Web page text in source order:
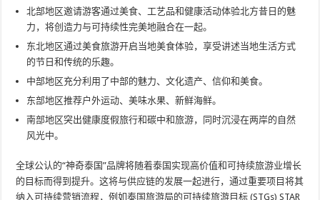
北部地区邀请游客通过美食、工艺品和健康活动体验北方昔日的魅
力，将创造力与可持续性完美地融合在一起。
东北地区通过美食旅游开启当地美食体验，享受讲述当地生活方式
的节日和传统的乐趣。
中部地区充分利用了中部的魅力、文化遗产、信仰和美食。
东部地区推荐户外运动、美味水果、新鲜海鲜。
南部地区突出健康度假旅行和碳中和旅游，同时沉浸在两岸的自然
风光中。
全球公认的“神奇泰国”品牌将随着泰国实现高价值和可持续旅游业增长
的目标而得到提升。这将与供应链的发展一起进行，通过重要项目将其
纳入可持续营销流程，例如泰国旅游局的可持续旅游目标 (STGs) STAR